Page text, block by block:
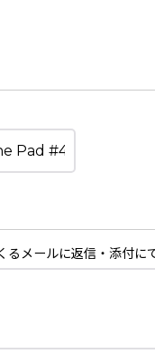
メールに返信・添付に